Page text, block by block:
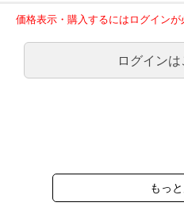
量は約1～3cm（小型犬～大型犬
獣医師の指導に従い、必要に応じ
●成分：ポリメタクリル酸グリセ
ご了承のほどよろしくお願い致しま
弊社都合でお届けが２回以上に分
のみで新たな送料は発生しません
大型商品送料が必要な商品をご注
負担頂きます。
受けます。
価格表示・購入するにはログインが
ログイン
もっ